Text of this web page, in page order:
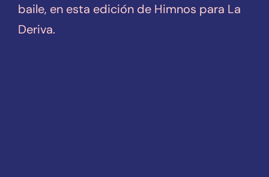
baile, en esta edición de Himnos para La
Deriva.